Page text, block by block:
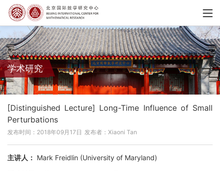
学术研究
[Distinguished Lecture] Long-Time Influence of Small
Perturbations
发布时间：2018年09月17日 发布者：Xiaoni Tan
主讲人： Mark Freidlin (University of Maryland)